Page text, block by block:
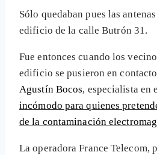
Sólo quedaban pues las
edificio de la calle Butrón 31.
Fue entonces cuando los
edificio se pusieron en
Agustín Bocos, especialista en
incómodo para quienes
de la contaminación
La operadora France Telecom,